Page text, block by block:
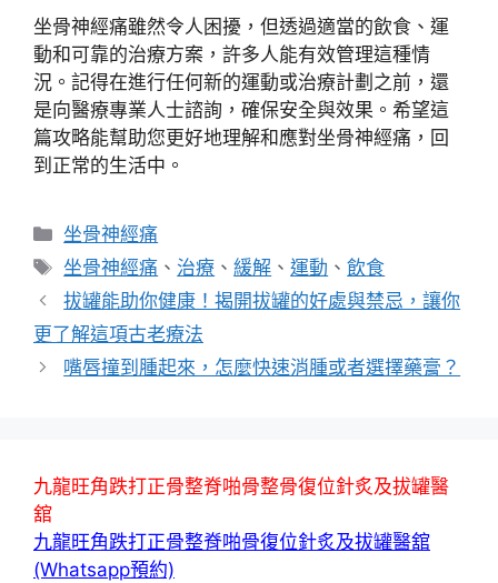
坐骨神經痛雖然令人困擾，但透過適當的飲食、運
動和可靠的治療方案，許多人能有效管理這種情
況。記得在進行任何新的運動或治療計劃之前，還
是向醫療專業人士諮詢，確保安全與效果。希望這
篇攻略能幫助您更好地理解和應對坐骨神經痛，回
到正常的生活中。
分
類
坐骨神經痛
標
籤
坐骨神經痛 、 治療 、緩解 、運動 、飲食
拔罐能助你健康！揭開拔罐的好處與禁忌，讓你
更了解這項古老療法
嘴唇撞到腫起來，怎麼快速消腫或者選擇藥膏？
九龍旺角跌打正骨整脊啪骨整骨復位針炙及拔罐醫
舘
九龍旺角跌打正骨整脊啪骨復位針炙及拔罐醫舘
(Whatsapp預約)